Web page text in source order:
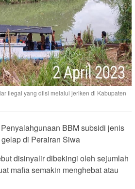
ilegal yang diisi melalui jeriken di Kabupaten
BBM subsidi jenis
di Perairan Siwa
disinyalir dibekingi oleh sejumlah
mafia semakin menghebat atau